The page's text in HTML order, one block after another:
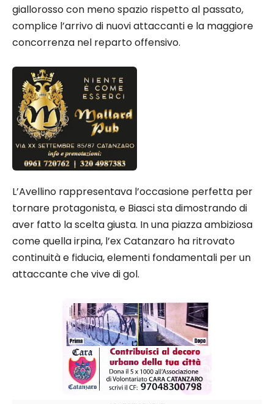
giallorosso con meno spazio rispetto al passato,
complice l’arrivo di nuovi attaccanti e la maggiore
concorrenza nel reparto offensivo.
L’Avellino rappresentava l’occasione perfetta per
tornare protagonista, e Biasci sta dimostrando di
aver fatto la scelta giusta. In una piazza ambiziosa
come quella irpina, l’ex Catanzaro ha ritrovato
continuità e fiducia, elementi fondamentali per un
attaccante che vive di gol.